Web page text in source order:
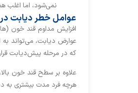
نمی‌شود، اما اغلب
عوامل خطر دیابت
افزایش مداوم قند خون
عوارض دیابت، می‌تواند
که در مرحله پیش‌دیابت
علاوه بر سطح قند خون
هرچه فرد مدت بیشتری به دیابت نوع ۲ مبتلا باشد، احتمال بروز